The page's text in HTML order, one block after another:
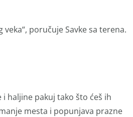
poručuje Savke sa terena.
i haljine pakuj tako što ćeš ih
mesta i popunjava prazne